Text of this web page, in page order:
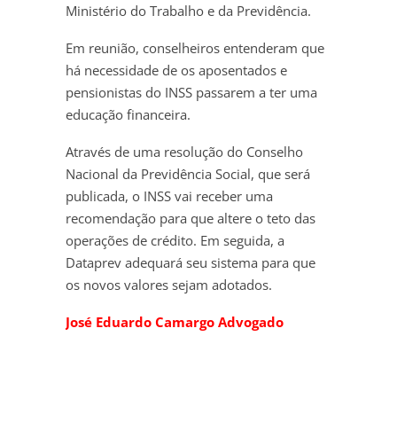
Ministério do Trabalho e da Previdência.
Em reunião, conselheiros entenderam que
há necessidade de os aposentados e
pensionistas do INSS passarem a ter uma
educação financeira.
Através de uma resolução do Conselho
Nacional da Previdência Social, que será
publicada, o INSS vai receber uma
recomendação para que altere o teto das
operações de crédito. Em seguida, a
Dataprev adequará seu sistema para que
os novos valores sejam adotados.
José Eduardo Camargo Advogado